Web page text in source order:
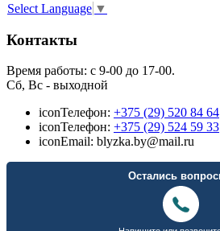
Select Language ▼
Контакты
Время работы: с 9-00 до 17-00.
Сб, Вс - выходной
iconТелефон: +375 (29) 520 84 64
iconТелефон: +375 (29) 524 59 33
iconEmail: blyzka.by@mail.ru